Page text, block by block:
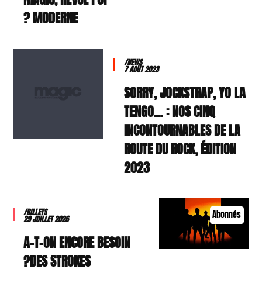
MODERNE ?
/NEWS
7 AOÛT 2023
SORRY, JOCKSTRAP, YO LA
TENGO… : NOS CINQ
INCONTOURNABLES DE LA
ROUTE DU ROCK, ÉDITION
2023
Abonnés
/BILLETS
29 JUILLET 2026
A-T-ON ENCORE BESOIN
DES STROKES?